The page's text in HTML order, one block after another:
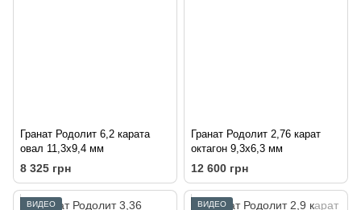
Гранат Родолит 6,2 карата
овал 11,3х9,4 мм
8 325 грн
Гранат Родолит 2,76 карат
октагон 9,3х6,3 мм
12 600 грн
ВИДЕО ВИДЕО